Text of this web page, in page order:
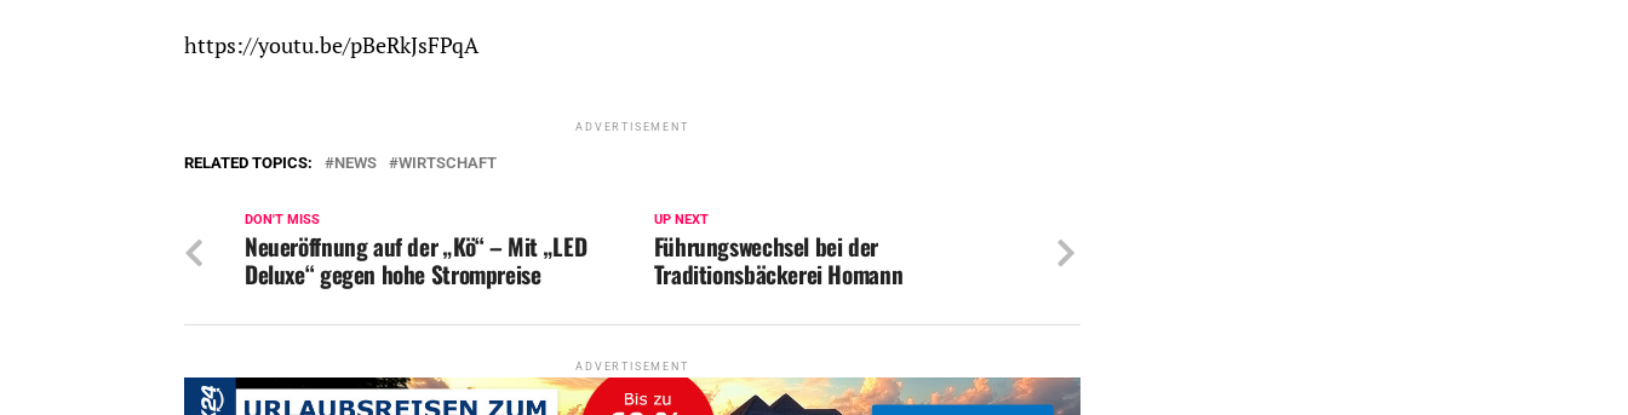
https://youtu.be/pBeRkJsFPqA
ADVERTISEMENT
RELATED TOPICS: NEWS WIRTSCHAFT
UP NEXT
Führungswechsel bei der
Traditionsbäckerei Homann
DON'T MISS
Neueröffnung auf der „Kö“ – Mit „LED
Deluxe“ gegen hohe Strompreise
ADVERTISEMENT